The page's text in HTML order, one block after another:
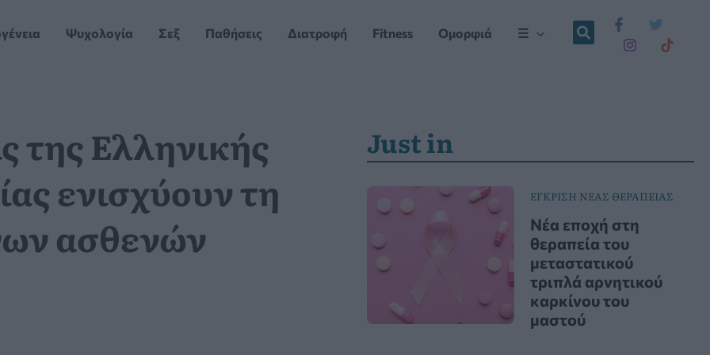
Ψυχολογία Σεξ Παθήσεις Διατροφή Fitness Ομορφιά ☰
της Ελληνικής
ενισχύουν τη
ασθενών
Just in
ΕΓΚΡΙΣΗ ΝΕΑΣ ΘΕΡΑΠΕΙΑΣ
Νέα εποχή στη
θεραπεία του
μεταστατικού
τριπλά αρνητικού
καρκίνου του
μαστού